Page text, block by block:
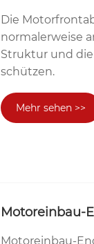
Die
normalerweise
Struktur und
schützen.
Mehr sehen >>
Motoreinbau-
Motoreinbau-